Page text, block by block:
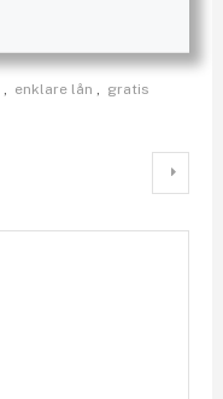
enklare lån
gratis